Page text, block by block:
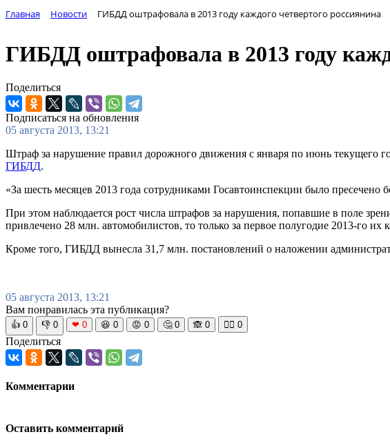
Главная Новости ГИБДД оштрафовала в 2013 году каждого четвертого россиянина
ГИБДД оштрафовала в 2013 году
Поделиться
Подписаться на обновления
05 августа 2013, 13:21
Штраф за нарушение правил дорожного движения с января по июнь текущего
ГИБДД.
«За шесть месяцев 2013 года сотрудниками Госавтоинспекции было
При этом наблюдается рост числа штрафов за нарушения, попавшие в поле
привлечено 28 млн. автомобилистов, то только за первое полугодие 2013-го их
Кроме того, ГИБДД вынесла 31,7 млн. постановлений о наложении
05 августа 2013, 13:21
Вам понравилась эта публикация?
👍 0 👎 0 ❤ 0 😆 0 😡 0 🤔 0 🙈 0 🧘‍♀️ 0
Поделиться
Комментарии
Оставить комментарий